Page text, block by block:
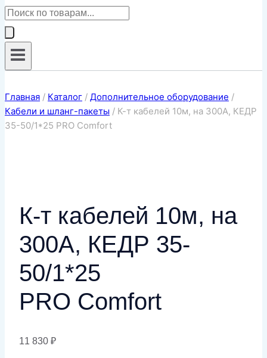
Поиск
товаров
Главная / Каталог / Дополнительное оборудование /
Кабели и шланг-пакеты / К-т кабелей 10м, на 300А, КЕДР
35-50/1*25 PRO Comfort
К-т кабелей 10м, на
300А, КЕДР 35-
50/1*25
PRO Comfort
11 830 ₽